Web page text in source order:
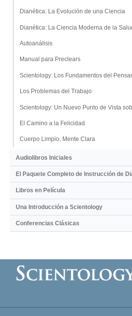
Dianética: La Evolución de una Ciencia
Dianética: La Ciencia Moderna de la
Autoanálisis
Manual para Preclears
Scientology: Los Fundamentos del
Los Problemas del Trabajo
Scientology: Un Nuevo Punto de Vista
El Camino a la Felicidad
Cuerpo Limpio, Mente Clara
Audiolibros Iniciales
El Paquete Completo de Instrucción de
Libros en Película
Una Introducción a Scientology
Conferencias Clásicas